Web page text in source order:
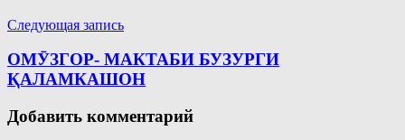
Следующая запись
ОМӮЗГОР- МАКТАБИ БУЗУРГИ
ҚАЛАМКАШОН
Добавить комментарий